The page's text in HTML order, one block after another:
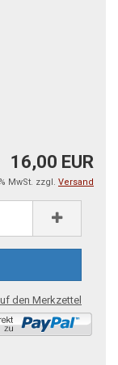
16,00 EUR
MwSt. zzgl. Versand
den Merkzettel